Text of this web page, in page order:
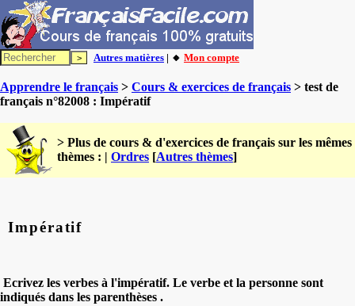
Autres matières | 🔸 Mon compte
Apprendre le français > Cours & exercices de français > test de
français n°82008 : Impératif
> Plus de cours & d'exercices de français sur les mêmes
thèmes : | Ordres [Autres thèmes]
Impératif
Ecrivez les verbes à l'impératif. Le verbe et la personne sont
indiqués dans les parenthèses .